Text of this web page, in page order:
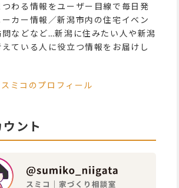
つわる情報をユーザー目線で毎日発
カー情報／新潟市内の住宅イベン
問などなど…新潟に住みたい人や新潟
ている人に役立つ情報をお届けし
スミコのプロフィール
ント